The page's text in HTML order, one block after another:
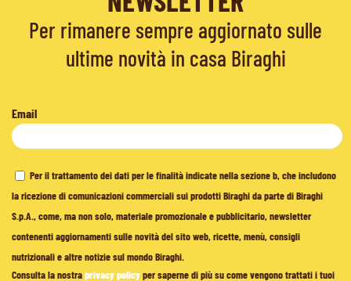
Per rimanere sempre aggiornato sulle
ultime novità in casa Biraghi
Email
Per il trattamento dei dati per le finalità indicate nella sezione b, che includono
la ricezione di comunicazioni commerciali sui prodotti Biraghi da parte di Biraghi
S.p.A., come, ma non solo, materiale promozionale e pubblicitario, newsletter
contenenti aggiornamenti sulle novità del sito web, ricette, menù, consigli
nutrizionali e altre notizie sul mondo Biraghi.
Consulta la nostraprivacy policyper saperne di più su come vengono trattati i tuoi